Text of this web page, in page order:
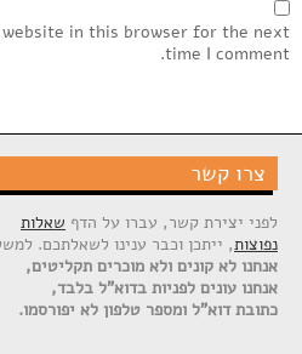
website in this browser for the next
time I comment.
צרו קשר
לפני יצירת קשר, עברו על הדף שאלות
נפוצות, ייתכן וכבר ענינו לשאלתכם.
אנחנו לא קונים ולא מוכרים תקליטים,
אנחנו עונים לפניות בדוא"ל בלבד,
כתובת דוא"ל ומספר טלפון לא יפורסמו.